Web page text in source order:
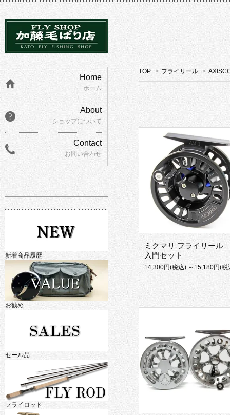
TOP > フライリール >
ミクマリ フライリール
入門セット
14,300円(税込) ～15,180円(税
Home
ホーム
About
ショップについて
Contact
お問い合わせ
新着商品履歴
お勧め
セール品
フライロッド